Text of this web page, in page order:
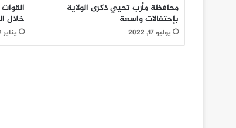
محافظة مأرب تحيي ذكرى الولاية
بإحتفالات واسعة
يوليو 17, 2022
خلال
يناير 2, 2022